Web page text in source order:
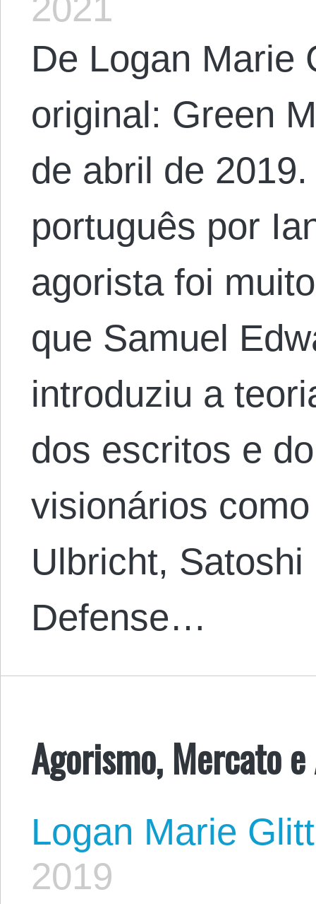
De Logan Marie
original: Green
de abril de
português por
agorista foi
que Samuel
introduziu a
dos escritos e
visionários
Ulbricht,
Defense…
Agorismo, Mercato
Logan Marie
2019